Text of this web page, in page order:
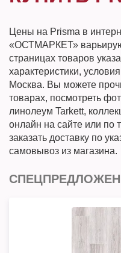
Цены на Prisma в
«ОСТМАРКЕТ»
страницах товаров
характеристики,
Москва. Вы можете
товарах, посмотреть
линолеум Tarkett,
онлайн на сайте или по
заказать доставку по
самовывоз из магазина.